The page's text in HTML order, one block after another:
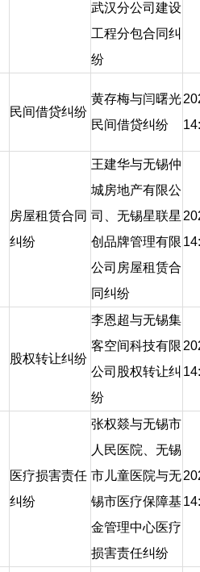
武汉分公司建设
工程分包合同纠
纷
民间借贷纠纷
黄存梅与闫曙光
民间借贷纠纷
房屋租赁合同
纠纷
王建华与无锡仲
城房地产有限公
司、无锡星联星
创品牌管理有限
公司房屋租赁合
同纠纷
股权转让纠纷
李恩超与无锡集
客空间科技有限
公司股权转让纠
纷
医疗损害责任
纠纷
张权燚与无锡市
人民医院、无锡
市儿童医院与无
锡市医疗保障基
金管理中心医疗
损害责任纠纷